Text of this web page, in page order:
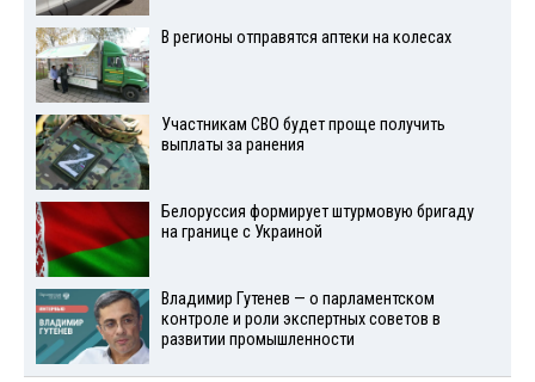
В регионы отправятся аптеки на колесах
Участникам СВО будет проще получить
выплаты за ранения
Белоруссия формирует штурмовую бригаду
на границе с Украиной
Владимир Гутенев — о парламентском
контроле и роли экспертных советов в
развитии промышленности